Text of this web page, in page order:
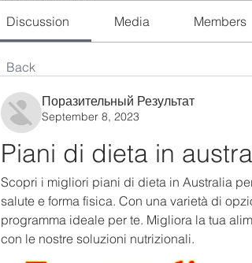
Discussion Media Members
Back
Поразительный Результат
September 8, 2023
Piani di dieta in
Scopri i migliori piani di dieta in Australia
salute e forma fisica. Con una varietà di
programma ideale per te. Migliora la tua
con le nostre soluzioni nutrizionali.